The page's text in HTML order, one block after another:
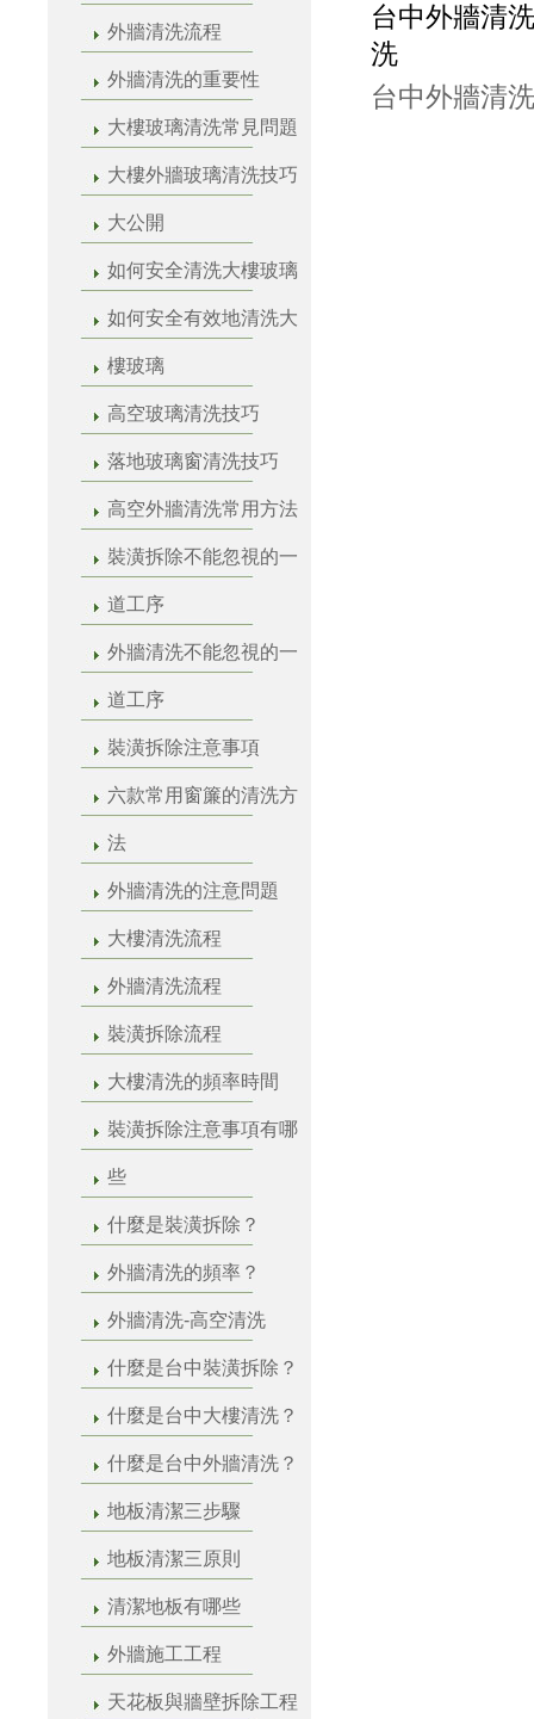
外牆清洗流程
外牆清洗的重要性
大樓玻璃清洗常見問題
大樓外牆玻璃清洗技巧
大公開
如何安全清洗大樓玻璃
如何安全有效地清洗大
樓玻璃
高空玻璃清洗技巧
落地玻璃窗清洗技巧
高空外牆清洗常用方法
裝潢拆除不能忽視的一
道工序
外牆清洗不能忽視的一
道工序
裝潢拆除注意事項
六款常用窗簾的清洗方
法
外牆清洗的注意問題
大樓清洗流程
外牆清洗流程
裝潢拆除流程
大樓清洗的頻率時間
裝潢拆除注意事項有哪
些
什麼是裝潢拆除？
外牆清洗的頻率？
外牆清洗-高空清洗
什麼是台中裝潢拆除？
什麼是台中大樓清洗？
什麼是台中外牆清洗？
地板清潔三步驟
地板清潔三原則
清潔地板有哪些
外牆施工工程
天花板與牆壁拆除工程
台中外牆清
洗
台中外牆清